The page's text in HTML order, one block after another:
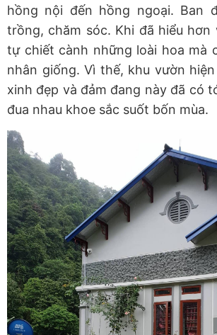
hồng nội đến hồng ngoại. Ban
trồng, chăm sóc. Khi đã hiểu hơn
tự chiết cành những loài hoa mà
nhân giống. Vì thế, khu vườn
xinh đẹp và đảm đang này đã có
đua nhau khoe sắc suốt bốn mùa.